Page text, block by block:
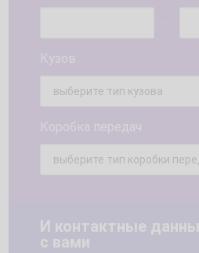
...
Кузов
Коробка передач
И контактные
с вами